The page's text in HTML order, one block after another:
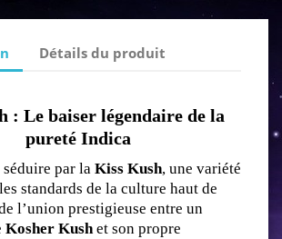
Détails du produit
: Le baiser légendaire de la
pureté Indica
par la Kiss Kush, une variété
standards de la culture haut de
l’union prestigieuse entre un
Kosher Kush et son propre